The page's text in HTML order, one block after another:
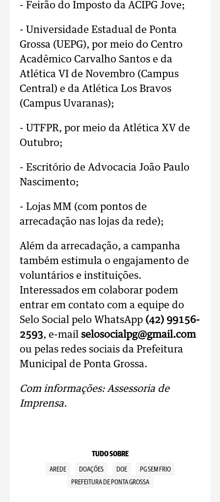
- Feirão do Imposto da ACIPG Jove;
- Universidade Estadual de Ponta
Grossa (UEPG), por meio do Centro
Acadêmico Carvalho Santos e da
Atlética VI de Novembro (Campus
Central) e da Atlética Los Bravos
(Campus Uvaranas);
- UTFPR, por meio da Atlética XV de
Outubro;
- Escritório de Advocacia João Paulo
Nascimento;
- Lojas MM (com pontos de
arrecadação nas lojas da rede);
Além da arrecadação, a campanha
também estimula o engajamento de
voluntários e instituições.
Interessados em colaborar podem
entrar em contato com a equipe do
Selo Social pelo WhatsApp (42) 99156-
2593, e-mail selosocialpg@gmail.com
ou pelas redes sociais da Prefeitura
Municipal de Ponta Grossa.
Com informações: Assessoria de
Imprensa.
TUDO SOBRE
AREDE DOAÇÕES DOE
PG SEM FRIO
PREFEITURA DE PONTA GROSSA